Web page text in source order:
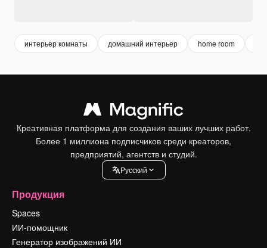
интерьер комнаты домашний интерьер home room
Креативная платформа для создания ваших лучших работ.
Более 1 миллиона подписчиков среди креаторов,
предприятий, агентств и студий.
Pусский
Продукция
Spaces
ИИ-помощник
Генератор изображений ИИ